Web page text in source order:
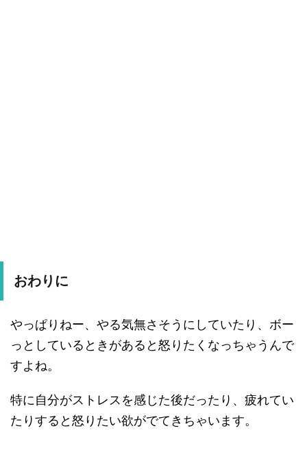
おわりに
やっぱりねー、やる気無さそうにしていたり、ボー
っとしているときがあると怒りたくなっちゃうんで
すよね。
特に自分がストレスを感じた後だったり、疲れてい
たりすると怒りたい欲がでてきちゃいます。